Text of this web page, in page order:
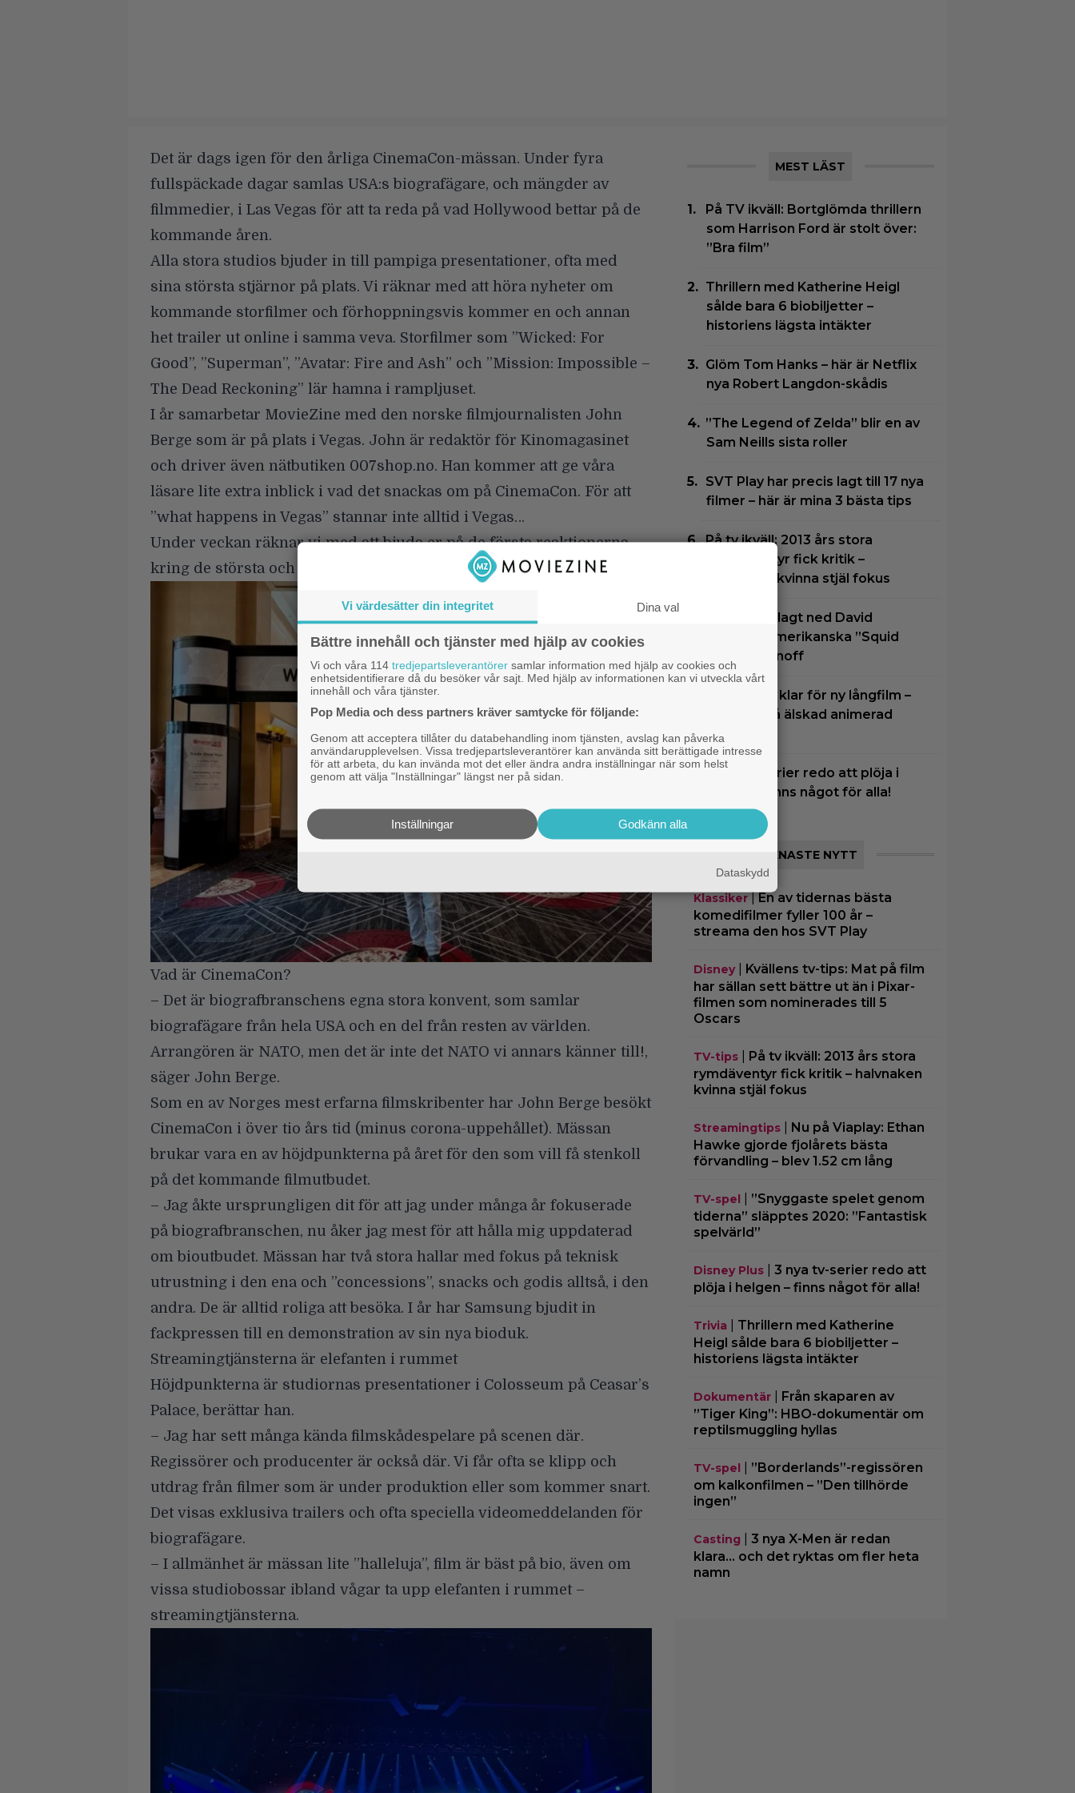
Det är dags igen för den årliga CinemaCon-mässan. Under fyra
fullspäckade dagar samlas USA:s biografägare, och mängder av
filmmedier, i Las Vegas för att ta reda på vad Hollywood bettar på de
kommande åren.
Alla stora studios bjuder in till pampiga presentationer, ofta med
sina största stjärnor på plats. Vi räknar med att höra nyheter om
kommande storfilmer och förhoppningsvis kommer en och annan
het trailer ut online i samma veva. Storfilmer som ”Wicked: For
Good”, ”Superman”, ”Avatar: Fire and Ash” och ”Mission: Impossible –
The Dead Reckoning” lär hamna i rampljuset.
I år samarbetar MovieZine med den norske filmjournalisten John
Berge som är på plats i Vegas. John är redaktör för Kinomagasinet
och driver även nätbutiken 007shop.no. Han kommer att ge våra
läsare lite extra inblick i vad det snackas om på CinemaCon. För att
”what happens in Vegas” stannar inte alltid i Vegas…
Under veckan räknar vi med att bjuda er på de första reaktionerna
kring de största och mest omtalade filmerna som visas upp.
Vad är CinemaCon?
– Det är biografbranschens egna stora konvent, som samlar
biografägare från hela USA och en del från resten av världen.
Arrangören är NATO, men det är inte det NATO vi annars känner till!,
säger John Berge.
Som en av Norges mest erfarna filmskribenter har John Berge besökt
CinemaCon i över tio års tid (minus corona-uppehållet). Mässan
brukar vara en av höjdpunkterna på året för den som vill få stenkoll
på det kommande filmutbudet.
– Jag åkte ursprungligen dit för att jag under många år fokuserade
på biografbranschen, nu åker jag mest för att hålla mig uppdaterad
om bioutbudet. Mässan har två stora hallar med fokus på teknisk
utrustning i den ena och ”concessions”, snacks och godis alltså, i den
andra. De är alltid roliga att besöka. I år har Samsung bjudit in
fackpressen till en demonstration av sin nya bioduk.
Streamingtjänsterna är elefanten i rummet
Höjdpunkterna är studiornas presentationer i Colosseum på Ceasar’s
Palace, berättar han.
– Jag har sett många kända filmskådespelare på scenen där.
Regissörer och producenter är också där. Vi får ofta se klipp och
utdrag från filmer som är under produktion eller som kommer snart.
Det visas exklusiva trailers och ofta speciella videomeddelanden för
biografägare.
– I allmänhet är mässan lite ”halleluja”, film är bäst på bio, även om
vissa studiobossar ibland vågar ta upp elefanten i rummet –
streamingtjänsterna.
MEST LÄST
På TV ikväll: Bortglömda thrillern
som Harrison Ford är stolt över:
”Bra film”
Thrillern med Katherine Heigl
sålde bara 6 biobiljetter –
historiens lägsta intäkter
Glöm Tom Hanks – här är Netflix
nya Robert Langdon-skådis
”The Legend of Zelda” blir en av
Sam Neills sista roller
SVT Play har precis lagt till 17 nya
filmer – här är mina 3 bästa tips
På tv ikväll: 2013 års stora
rymdäventyr fick kritik –
halvnaken kvinna stjäl fokus
Netflix har lagt ned David
Finchers amerikanska ”Squid
Game”-spinoff
Jim Carrey klar för ny långfilm –
baserad på älskad animerad
serie
3 nya tv-serier redo att plöja i
helgen – finns något för alla!
SENASTE NYTT
Klassiker|En av tidernas bästa
komedifilmer fyller 100 år –
streama den hos SVT Play
Disney| Kvällens tv-tips: Mat på film
har sällan sett bättre ut än i Pixar-
filmen som nominerades till 5
Oscars
TV-tips| På tv ikväll: 2013 års stora
rymdäventyr fick kritik – halvnaken
kvinna stjäl fokus
Streamingtips| Nu på Viaplay: Ethan
Hawke gjorde fjolårets bästa
förvandling – blev 1.52 cm lång
TV-spel
”Snyggaste spelet genom
tiderna” släpptes 2020: ”Fantastisk
spelvärld”
Disney Plus| 3 nya tv-serier redo att
plöja i helgen – finns något för alla!
Trivia
Thrillern med Katherine
Heigl sålde bara 6 biobiljetter –
historiens lägsta intäkter
Dokumentär| Från skaparen av
”Tiger King”: HBO-dokumentär om
reptilsmuggling hyllas
TV-spel
”Borderlands”-regissören
om kalkonfilmen – ”Den tillhörde
ingen”
Casting
3 nya X-Men är redan
klara… och det ryktas om fler heta
namn
Vi värdesätter din integritet Dina val
Bättre innehåll och tjänster med hjälp av cookies
Vi och våra 114 tredjepartsleverantörer samlar information med hjälp av cookies och
enhetsidentifierare då du besöker vår sajt. Med hjälp av informationen kan vi utveckla vårt
innehåll och våra tjänster.
Pop Media och dess partners kräver samtycke för följande:
Genom att acceptera tillåter du databehandling inom tjänsten, avslag kan påverka
användarupplevelsen. Vissa tredjepartsleverantörer kan använda sitt berättigade intresse
för att arbeta, du kan invända mot det eller ändra andra inställningar när som helst
genom att välja "Inställningar" längst ner på sidan.
Godkänn alla
Inställningar
Dataskydd